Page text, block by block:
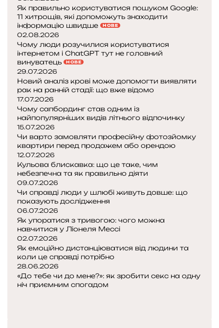
щ
в
,
я
к
і
о
п
о
м
о
ж
у
т
ь
з
н
а
х
о
д
и
т
и
і
н
і
н
т
е
р
н
е
т
о
м
C
h
a
t
G
P
T
т
т
н
е
г
о
л
о
я
в
і
д
у
с
і
х
р
о
з
с
и
л
о
к
у
G
m
a
i
l
і
з
у
Як правильно користуватися пошуком Google:
11 хитрощів, які допоможуть знаходити
інформацію швидше
НОВЕ
02.08.2026
Чому люди розучилися користуватися
інтернетом і ChatGPT тут не головний
винуватець
НОВЕ
29.07.2026
Новий аналіз крові може допомогти виявляти
рак на ранній стадії: що вже відомо
17.07.2026
Чому сапбординг став одним із
найпопулярніших видів літнього відпочинку
15.07.2026
Чи варто замовляти професійну фотозйомку
квартири перед продажем або орендою
12.07.2026
Кульова блискавка: що це таке, чим
небезпечна та як правильно діяти
09.07.2026
Чи справді люди у шлюбі живуть довше: що
показують дослідження
06.07.2026
Як упоратися з тривогою: чого можна
навчитися у Ліонеля Мессі
02.07.2026
Як емоційно дистанціюватися від людини та
коли це справді потрібно
28.06.2026
«До тебе чи до мене?»: як зробити секс на одну
ніч приємним спогадом